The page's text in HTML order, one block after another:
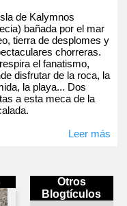
de Kalymnos
bañada por el mar
tierra de desplomes y
chorreras.
el fanatismo,
disfrutar de la roca, la
la playa... Dos
a esta meca de la
Leer más
Otros
Blogtículos